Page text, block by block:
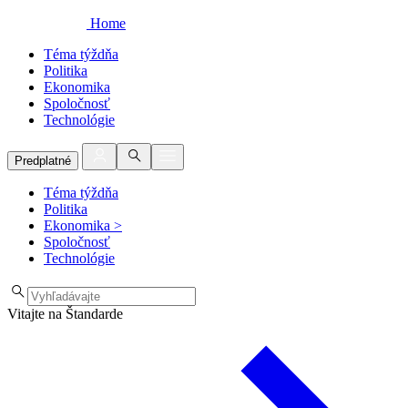
Home
Téma týždňa
Politika
Ekonomika
Spoločnosť
Technológie
Predplatné
Téma týždňa
Politika
Ekonomika >
Spoločnosť
Technológie
Vitajte na Štandarde